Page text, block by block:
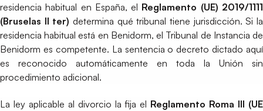
residencia habitual en España, el Reglamento (UE) 2019/1111
(Bruselas II ter) determina qué tribunal tiene jurisdicción. Si la
residencia habitual está en Benidorm, el Tribunal de Instancia de
Benidorm es competente. La sentencia o decreto dictado aquí
es reconocido automáticamente en toda la Unión sin
procedimiento adicional.
La ley aplicable al divorcio la fija el Reglamento Roma III (UE